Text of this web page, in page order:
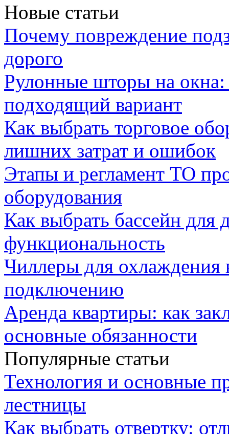
Новые статьи
Почему повреждение
дорого
Рулонные шторы на
подходящий вариант
Как выбрать торговое
лишних затрат и ошибок
Этапы и регламент ТО
оборудования
Как выбрать бассейн для
функциональность
Чиллеры для охлаждения
подключению
Аренда квартиры: как
основные обязанности
Популярные статьи
Технология и основные
лестницы
Как выбрать отвертку: